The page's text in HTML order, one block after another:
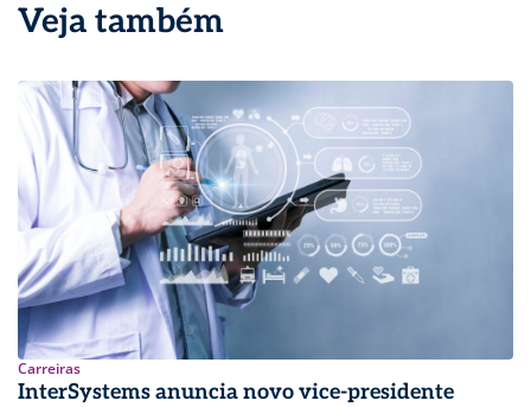
Veja também
Carreiras
InterSystems anuncia novo vice-presidente